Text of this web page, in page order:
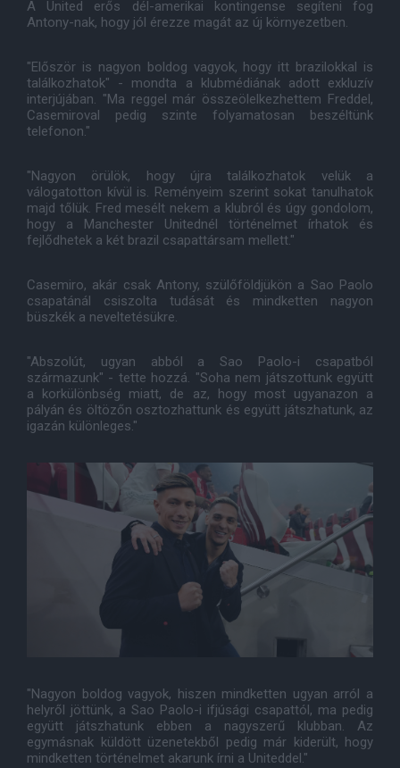
A United erős dél-amerikai kontingense segíteni fog
Antony-nak, hogy jól érezze magát az új környezetben.
"Először is nagyon boldog vagyok, hogy itt brazilokkal is
találkozhatok" - mondta a klubmédiának adott exkluzív
interjújában. "Ma reggel már összeölelkezhettem Freddel,
Casemiroval pedig szinte folyamatosan beszéltünk
telefonon."
"Nagyon örülök, hogy újra találkozhatok velük a
válogatotton kívül is. Reményeim szerint sokat tanulhatok
majd tőlük. Fred mesélt nekem a klubról és úgy gondolom,
hogy a Manchester Unitednél történelmet írhatok és
fejlődhetek a két brazil csapattársam mellett."
Casemiro, akár csak Antony, szülőföldjükön a Sao Paolo
csapatánál csiszolta tudását és mindketten nagyon
büszkék a neveltetésükre.
"Abszolút, ugyan abból a Sao Paolo-i csapatból
származunk" - tette hozzá. "Soha nem játszottunk együtt
a korkülönbség miatt, de az, hogy most ugyanazon a
pályán és öltözőn osztozhattunk és együtt játszhatunk, az
igazán különleges."
"Nagyon boldog vagyok, hiszen mindketten ugyan arról a
helyről jöttünk, a Sao Paolo-i ifjúsági csapattól, ma pedig
együtt játszhatunk ebben a nagyszerű klubban. Az
egymásnak küldött üzenetekből pedig már kiderült, hogy
mindketten történelmet akarunk írni a Uniteddel."